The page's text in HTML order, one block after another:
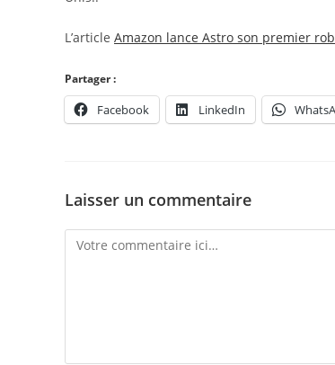
L’article Amazon lance Astro son premier
Partager :
Facebook LinkedIn
Laisser un commentaire
Comment